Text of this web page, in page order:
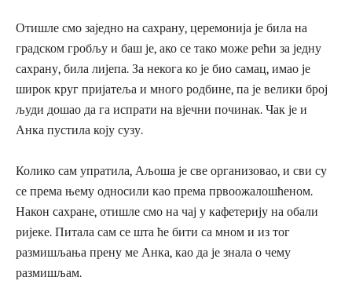
Отишле смо заједно на сахрану, церемонија је била на
градском гробљу и баш је, ако се тако може рећи за једну
сахрану, била лијепа. За некога ко је био самац, имао је
широк круг пријатеља и много родбине, па је велики број
људи дошао да га испрати на вјечни починак. Чак је и
Анка пустила коју сузу.
Колико сам упратила, Аљоша је све организовао, и сви су
се према њему односили као према првоожалошћеном.
Након сахране, отишле смо на чај у кафетерију на обали
ријеке. Питала сам се шта ће бити са мном и из тог
размишљања прену ме Анка, као да је знала о чему
размишљам.